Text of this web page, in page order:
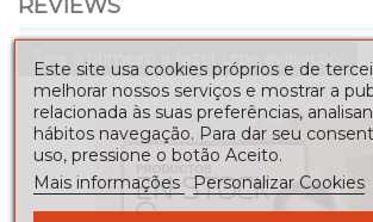
REVIEWS
Seja o primeiro a fazer uma avaliação!
Este site usa cookies próprios e de
melhorar nossos serviços e mostrar a
relacionada às suas preferências,
hábitos navegação. Para dar seu
uso, pressione o botão Aceito.
Mais informações Personalizar Cookies